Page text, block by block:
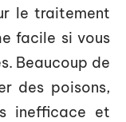
le traitement
facile si vous
Beaucoup de
des poisons,
inefficace et